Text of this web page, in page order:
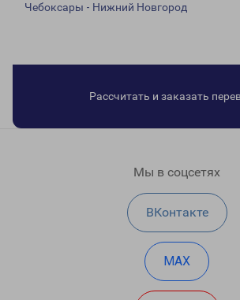
Чебоксары - Нижний Новгород
Рассчитать и заказать
Мы в соцсетях
ВКонтакте
MAX